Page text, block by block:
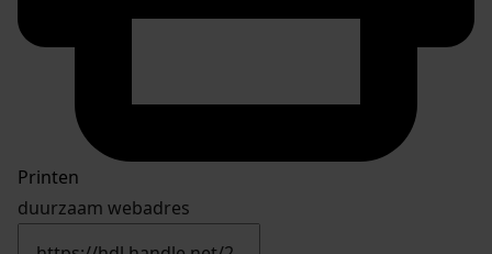
Printen
duurzaam webadres